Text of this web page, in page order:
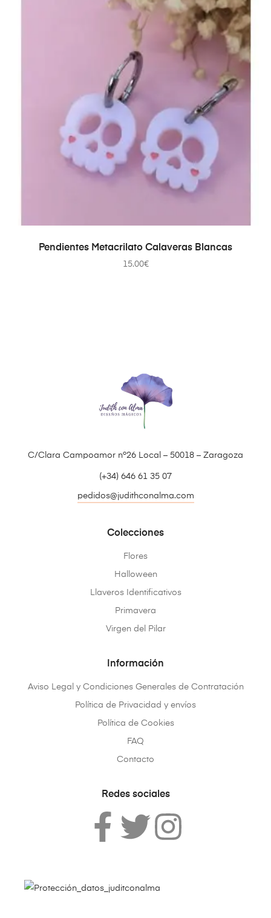
AÑADIR AL CARRITO
Pendientes Metacrilato Calaveras Blancas
15.00€
C/Clara Campoamor nº26 Local – 50018 – Zaragoza
(+34) 646 61 35 07
pedidos@judithconalma.com
Colecciones
Flores
Halloween
Llaveros Identificativos
Primavera
Virgen del Pilar
Información
Aviso Legal y Condiciones Generales de Contratación
Política de Privacidad y envíos
Política de Cookies
FAQ
Contacto
Redes sociales